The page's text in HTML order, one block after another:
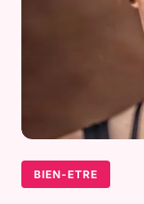
BIEN-ETRE